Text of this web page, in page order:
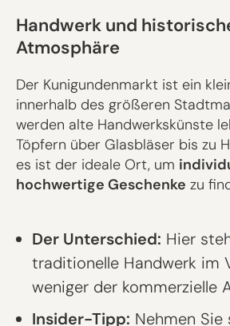
Handwerk und
Atmosphäre
Der Kunigundenmarkt ist ein
innerhalb des größeren
werden alte Handwerkskünste
Töpfern über Glasbläser bis zu
es ist der ideale Ort, um
hochwertige Geschenke zu
Der Unterschied: Hier
traditionelle Handwerk im
weniger der kommerzielle
Insider-Tipp: Nehmen